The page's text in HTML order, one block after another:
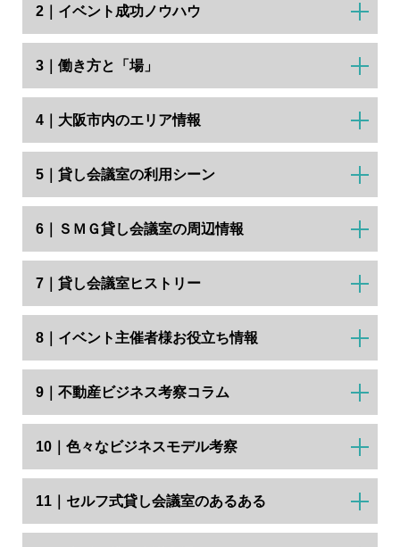
2｜イベント成功ノウハウ
3｜働き方と「場」
4｜大阪市内のエリア情報
5｜貸し会議室の利用シーン
6｜ＳＭＧ貸し会議室の周辺情報
7｜貸し会議室ヒストリー
8｜イベント主催者様お役立ち情報
9｜不動産ビジネス考察コラム
10｜色々なビジネスモデル考察
11｜セルフ式貸し会議室のあるある